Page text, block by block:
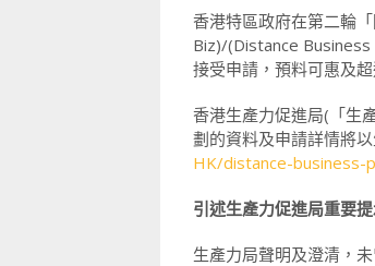
香港特區政府在第二輪
Biz)/(Distance
接受申請，預料可惠及
香港生產力促進局(「生
劃的資料及申請詳情將
HK/distance-business-
引述生產力促進局重要
生產力局聲明及澄清，